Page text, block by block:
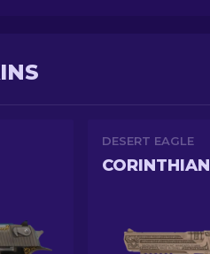
DESERT EAGLE
CORINTHIAN